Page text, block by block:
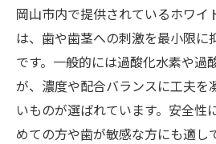
岡山市内で提供されているホワイ
は、歯や歯茎への刺激を最小限に
です。一般的には過酸化水素や過
が、濃度や配合バランスに工夫を
いものが選ばれています。安全性
めての方や歯が敏感な方にも適し